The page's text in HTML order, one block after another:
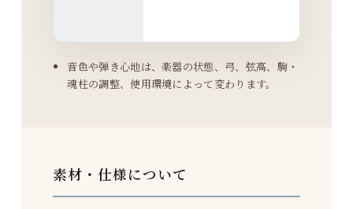
音色や弾き心地は、楽器の状態、弓、弦高、駒・
魂柱の調整、使用環境によって変わります。
素材・仕様について